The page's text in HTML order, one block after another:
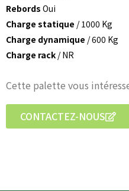
Rebords Oui
Charge statique / 1000 Kg
Charge dynamique / 600 Kg
Charge rack/ NR
Cette palette vous
CONTACTEZ-NOUS